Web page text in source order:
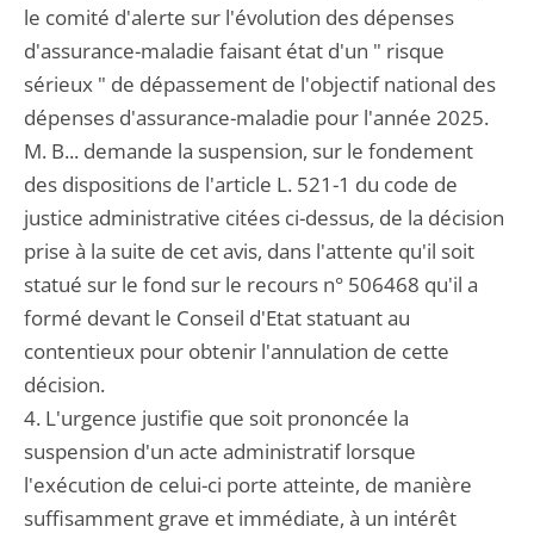
le comité d'alerte sur l'évolution des dépenses
d'assurance-maladie faisant état d'un " risque
sérieux " de dépassement de l'objectif national des
dépenses d'assurance-maladie pour l'année 2025.
M. B... demande la suspension, sur le fondement
des dispositions de l'article L. 521-1 du code de
justice administrative citées ci-dessus, de la décision
prise à la suite de cet avis, dans l'attente qu'il soit
statué sur le fond sur le recours n° 506468 qu'il a
formé devant le Conseil d'Etat statuant au
contentieux pour obtenir l'annulation de cette
décision.
4. L'urgence justifie que soit prononcée la
suspension d'un acte administratif lorsque
l'exécution de celui-ci porte atteinte, de manière
suffisamment grave et immédiate, à un intérêt